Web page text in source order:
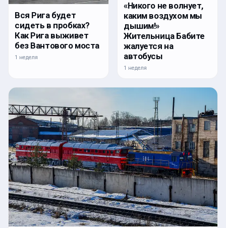
Вся Рига будет
сидеть в пробках?
Как Рига выживет
без Вантового моста
1 неделя
«Никого не волнует,
каким воздухом мы
дышим!»
Жительница Бабите
жалуется на
автобусы
1 неделя